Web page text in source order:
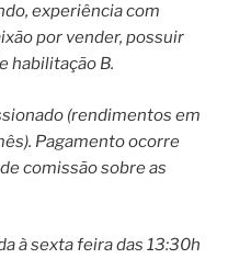
experiência com
por vender, possuir
habilitação B.
(rendimentos em
Pagamento ocorre
comissão sobre as
à sexta feira das 13:30h